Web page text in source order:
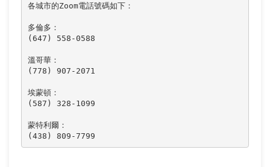
各城市的Zoom電話號碼如下：
多倫多：
(647) 558-0588
溫哥華：
(778) 907-2071
埃蒙頓：
(587) 328-1099
蒙特利爾：
(438) 809-7799